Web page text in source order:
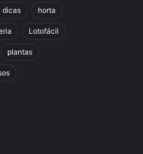
dicas horta
Lotofácil
plantas